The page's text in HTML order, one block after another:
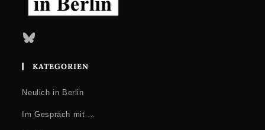
Bluesky
KATEGORIEN
Neulich in Berlin
Im Gespräch mit …